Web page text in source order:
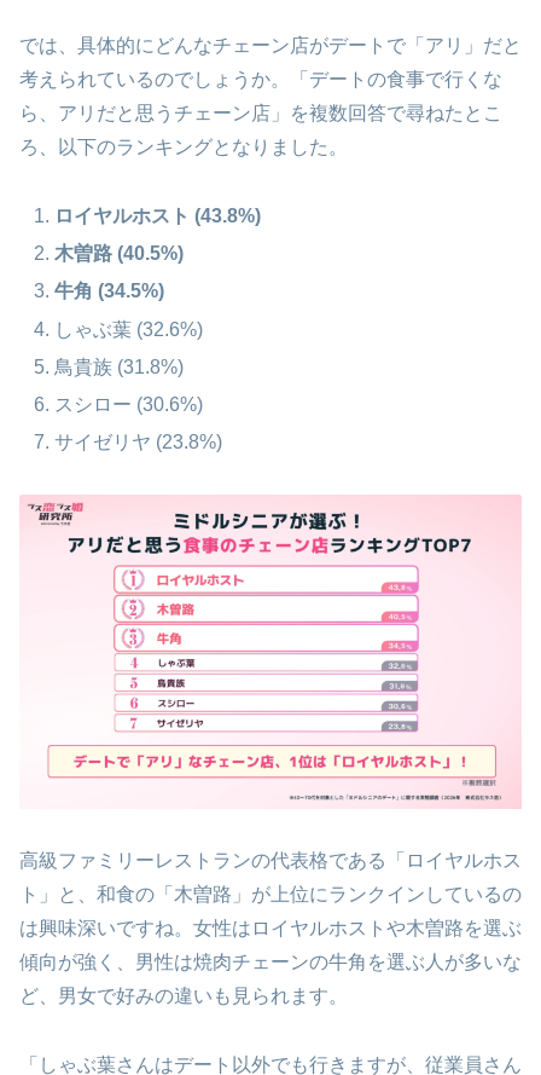
では、具体的にどんなチェーン店がデートで「アリ」だと
考えられているのでしょうか。「デートの食事で行くな
ら、アリだと思うチェーン店」を複数回答で尋ねたとこ
ろ、以下のランキングとなりました。
ロイヤルホスト (43.8%)
木曽路 (40.5%)
牛角 (34.5%)
しゃぶ葉 (32.6%)
鳥貴族 (31.8%)
スシロー (30.6%)
サイゼリヤ (23.8%)
高級ファミリーレストランの代表格である「ロイヤルホス
ト」と、和食の「木曽路」が上位にランクインしているの
は興味深いですね。女性はロイヤルホストや木曽路を選ぶ
傾向が強く、男性は焼肉チェーンの牛角を選ぶ人が多いな
ど、男女で好みの違いも見られます。
「しゃぶ葉さんはデート以外でも行きますが、従業員さん